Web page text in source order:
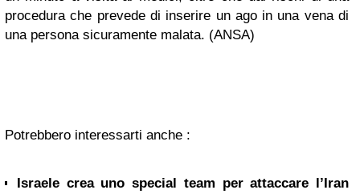
procedura che prevede di inserire un ago in una vena di
una persona sicuramente malata. (ANSA)
Potrebbero interessarti anche :
Israele crea uno special team per attaccare l’Iran